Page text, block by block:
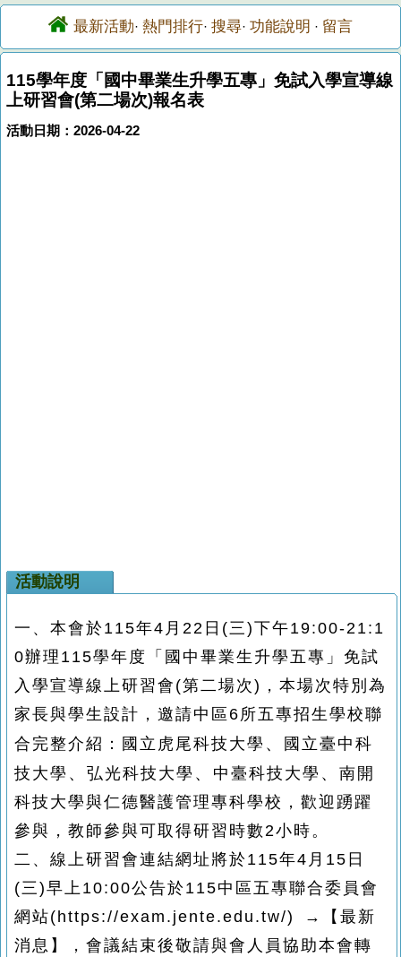
最新活動· 熱門排行· 搜尋· 功能說明 · 留言
115學年度「國中畢業生升學五專」免試入學宣導線
上研習會(第二場次)報名表
活動日期：2026-04-22
活動說明
一、本會於115年4月22日(三)下午19:00-21:1
0辦理 115學年度「國中畢業生升學五專」免試
入學宣導線上研習會(第二場次) ，本場次特別 為
家長與學生設計 ，邀請中區6所五專招生學校聯
合完整介紹 ： 國立虎尾科技大學 、
國立臺中科
技大學 、 弘光科技大學 、 中臺科技大學 、 南開
科技大學與仁德醫護管理專科學校 ， 歡迎踴躍
參與，教師參與可取得研習時數2小時。
二、 線上研習會連結網址將於115年4月15日
(三)早上10:00公告於115中區五專聯合委員會
網站(https://exam.jente.edu.tw/) →【最新
消息】，會議結束後敬請與會人員協助本會轉